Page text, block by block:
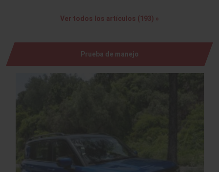
Ver todos los artículos (193) »
Prueba de manejo